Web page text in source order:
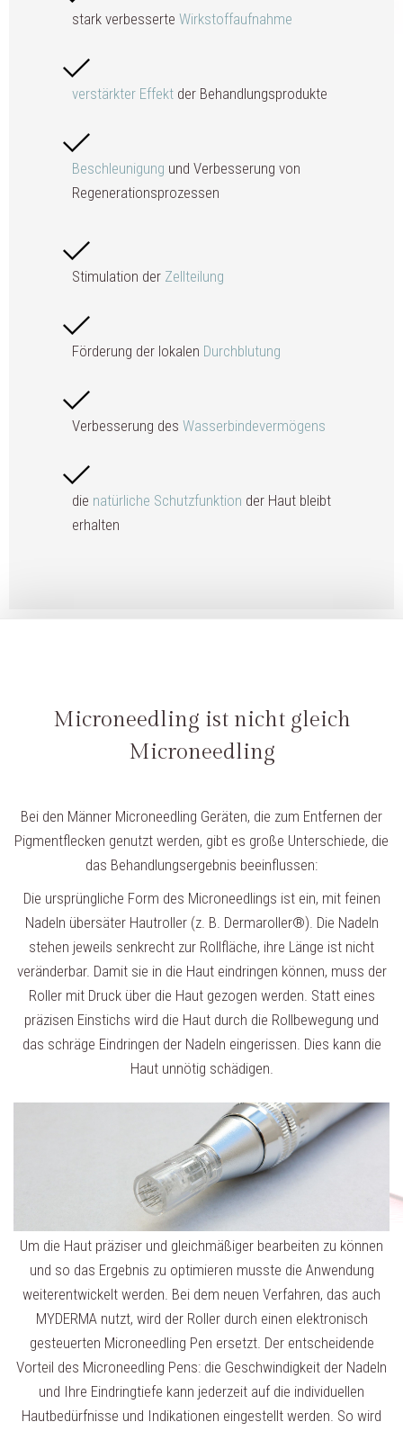
stark verbesserte Wirkstoffaufnahme
verstärkter Effekt der Behandlungsprodukte
Beschleunigung und Verbesserung von
Regenerationsprozessen
Stimulation der Zellteilung
Förderung der lokalen Durchblutung
Verbesserung des Wasserbindevermögens
die natürliche Schutzfunktion der Haut bleibt
erhalten
Microneedling ist nicht gleich
Microneedling
Bei den Männer Microneedling Geräten, die zum Entfernen der
Pigmentflecken genutzt werden, gibt es große Unterschiede, die
das Behandlungsergebnis beeinflussen:
Die ursprüngliche Form des Microneedlings ist ein, mit feinen
Nadeln übersäter Hautroller (z. B. Dermaroller®). Die Nadeln
stehen jeweils senkrecht zur Rollfläche, ihre Länge ist nicht
veränderbar. Damit sie in die Haut eindringen können, muss der
Roller mit Druck über die Haut gezogen werden. Statt eines
präzisen Einstichs wird die Haut durch die Rollbewegung und
das schräge Eindringen der Nadeln eingerissen. Dies kann die
Haut unnötig schädigen.
Um die Haut präziser und gleichmäßiger bearbeiten zu können
und so das Ergebnis zu optimieren musste die Anwendung
weiterentwickelt werden. Bei dem neuen Verfahren, das auch
MYDERMA nutzt, wird der Roller durch einen elektronisch
gesteuerten Microneedling Pen ersetzt. Der entscheidende
Vorteil des Microneedling Pens: die Geschwindigkeit der Nadeln
und Ihre Eindringtiefe kann jederzeit auf die individuellen
Hautbedürfnisse und Indikationen eingestellt werden. So wird